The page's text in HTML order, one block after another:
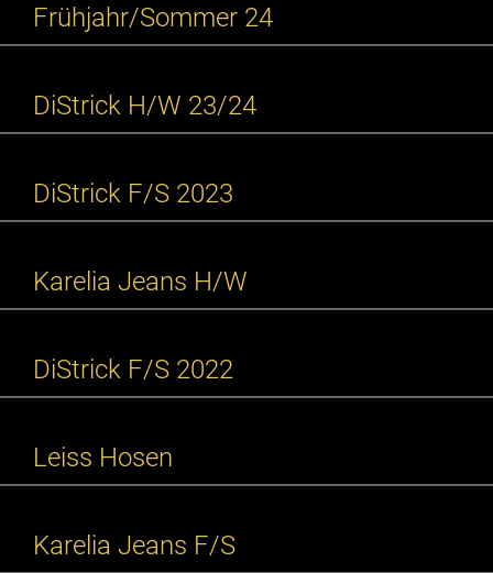
Frühjahr/Sommer 24
DiStrick H/W 23/24
DiStrick F/S 2023
Karelia Jeans H/W
DiStrick F/S 2022
Leiss Hosen
Karelia Jeans F/S